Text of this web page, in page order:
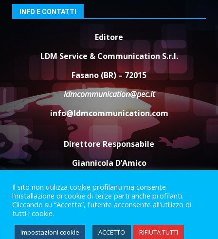
3
9 Agosto 2026 07:32
Serie D, l’Us Fasano non molla e
conferma di voler ricorrere per
ottenere l’iscrizione
8 Agosto 2026 19:55
La Banda Città di Fasano apre
ufficialmente la Festa di
Savelletri
8 Agosto 2026 11:00
INFO E CONTATTI
Editore
LDM Service & Communication S.r.l.
Fasano (BR) – 72015
ldmcommunication@pec.it
info@ldmcommunication.com
Direttore Responsabile
Giannicola D’Amico
Termini e Condizioni
Privacy Policy
Informazioni Legali
Facebook
Instagram
Youtube
Il sito non utilizza cookie profilanti ma consente
l'installazione di cookie di terze parti anche profilanti.
Cliccando su “Accetta”, l'utente acconsente all'utilizzo di
tutti i cookie.
Impostazioni cookie ACCETTO RIFIUTA TUTTI